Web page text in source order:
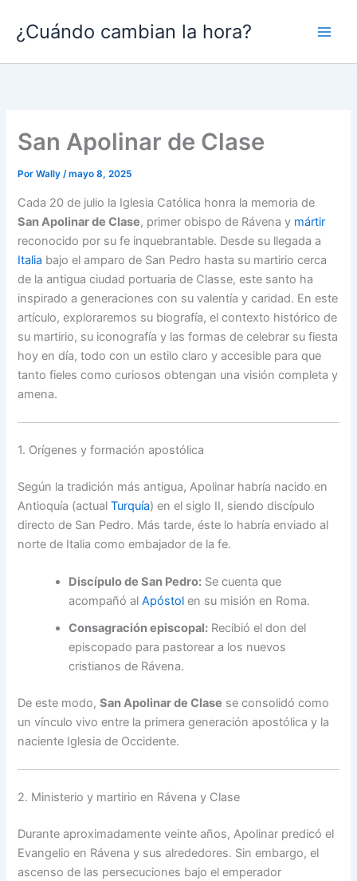
contenido
¿Cuándo cambian la hora?
San Apolinar de Clase
PorWally/mayo 8, 2025
Cada 20 de julio la Iglesia Católica honra la memoria de
San Apolinar de Clase, primer obispo de Rávena y mártir
reconocido por su fe inquebrantable. Desde su llegada a
Italia bajo el amparo de San Pedro hasta su martirio cerca
de la antigua ciudad portuaria de Classe, este santo ha
inspirado a generaciones con su valentía y caridad. En este
artículo, exploraremos su biografía, el contexto histórico de
su martirio, su iconografía y las formas de celebrar su fiesta
hoy en día, todo con un estilo claro y accesible para que
tanto fieles como curiosos obtengan una visión completa y
amena.
1. Orígenes y formación apostólica
Según la tradición más antigua, Apolinar habría nacido en
Antioquía (actualTurquía) en el siglo II, siendo discípulo
directo de San Pedro. Más tarde, éste lo habría enviado al
norte de Italia como embajador de la fe.
Discípulo de San Pedro: Se cuenta que
acompañó alApóstol en su misión en Roma.
Consagración episcopal: Recibió el don del
episcopado para pastorear a los nuevos
cristianos de Rávena.
De este modo,San Apolinar de Clase se consolidó como
un vínculo vivo entre la primera generación apostólica y la
naciente Iglesia de Occidente.
2. Ministerio y martirio en Rávena y Clase
Durante aproximadamente veinte años, Apolinar predicó el
Evangelio en Rávena y sus alrededores. Sin embargo, el
ascenso de las persecuciones bajo el emperador